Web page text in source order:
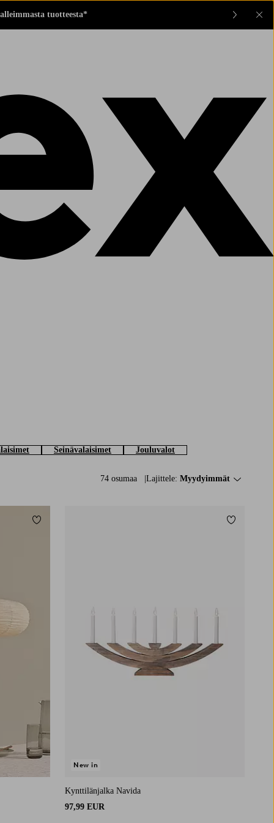
tuotteesta*
Seinävalaisimet Jouluvalot
74 osumaa Lajittele: Myydyimmät
Lisää suosikkeihin
Kynttilänjalka Navida
97,99 EUR
New in
Lisää